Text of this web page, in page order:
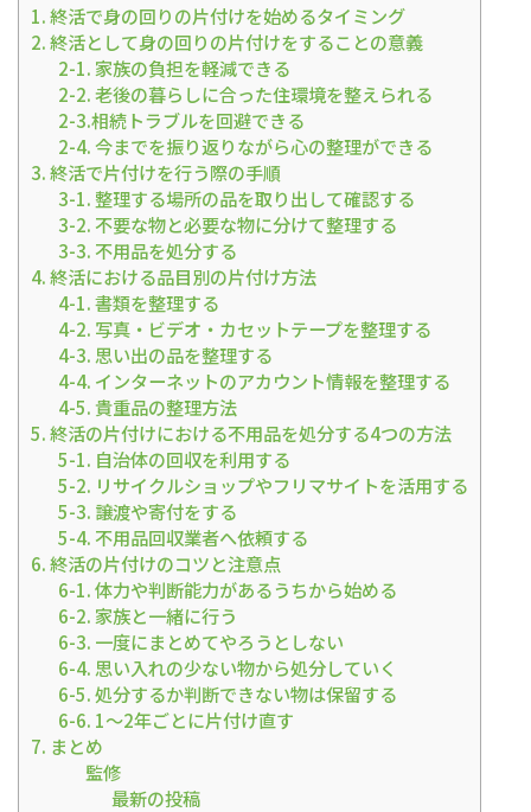
1. 終活で身の回りの片付けを始めるタイミング
2. 終活として身の回りの片付けをすることの意義
2-1. 家族の負担を軽減できる
2-2. 老後の暮らしに合った住環境を整えられる
2-3.相続トラブルを回避できる
2-4. 今までを振り返りながら心の整理ができる
3. 終活で片付けを行う際の手順
3-1. 整理する場所の品を取り出して確認する
3-2. 不要な物と必要な物に分けて整理する
3-3. 不用品を処分する
4. 終活における品目別の片付け方法
4-1. 書類を整理する
4-2. 写真・ビデオ・カセットテープを整理する
4-3. 思い出の品を整理する
4-4. インターネットのアカウント情報を整理する
4-5. 貴重品の整理方法
5. 終活の片付けにおける不用品を処分する4つの方法
5-1. 自治体の回収を利用する
5-2. リサイクルショップやフリマサイトを活用する
5-3. 譲渡や寄付をする
5-4. 不用品回収業者へ依頼する
6. 終活の片付けのコツと注意点
6-1. 体力や判断能力があるうちから始める
6-2. 家族と一緒に行う
6-3. 一度にまとめてやろうとしない
6-4. 思い入れの少ない物から処分していく
6-5. 処分するか判断できない物は保留する
6-6. 1～2年ごとに片付け直す
7. まとめ
監修
最新の投稿